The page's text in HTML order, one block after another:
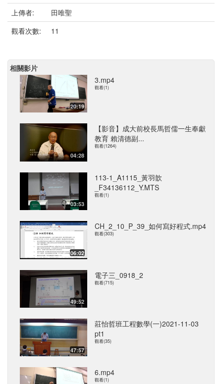
上傳者:
田唯聖
觀看次數:
11
相關影片
20:19
3.mp4
觀看(1)
04:28
【影音】成大前校長馬哲儒一生奉獻
教育 賴清德副...
觀看(1264)
03:53
113-1_A1115_黃羽歆
_F34136112_Y.MTS
觀看(1)
06:02
CH_2_10_P_39_如何寫好程式.mp4
觀看(303)
49:52
電子三_0918_2
觀看(715)
47:57
莊怡哲班工程數學(一)2021-11-03
pt1
觀看(35)
6.mp4
觀看(1)